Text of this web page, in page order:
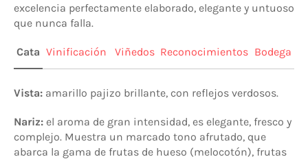
excelencia perfectamente elaborado, elegante y untuoso
que nunca falla.
Cata
Vista: amarillo pajizo brillante, con reflejos verdosos.
Nariz: el aroma de gran intensidad, es elegante, fresco y
complejo. Muestra un marcado tono afrutado, que
abarca la gama de frutas de hueso (melocotón), frutas
Vinificación Viñedos Reconocimientos Bodega